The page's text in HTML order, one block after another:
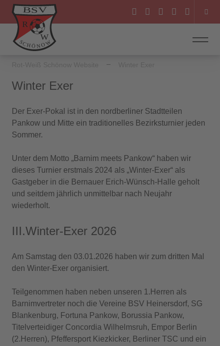
Winter Exer
Der Exer-Pokal ist in den nordberliner Stadtteilen
Pankow und Mitte ein traditionelles Bezirksturnier jeden
Sommer.
Unter dem Motto „Barnim meets Pankow“ haben wir
dieses Turnier erstmals 2024 als „Winter-Exer“ als
Gastgeber in die Bernauer Erich-Wünsch-Halle geholt
und seitdem jährlich unmittelbar nach Neujahr
wiederholt.
III.Winter-Exer 2026
Am Samstag den 03.01.2026 haben wir zum dritten Mal
den Winter-Exer organisiert.
Teilgenommen haben neben unseren 1.Herren als
Barnimvertreter noch die Vereine BSV Heinersdorf, SG
Blankenburg, Fortuna Pankow, Borussia Pankow,
Titelverteidiger Concordia Wilhelmsruh, Empor Berlin
(2.Herren), Pfeffersport Kiezkicker, Berliner TSC und ein